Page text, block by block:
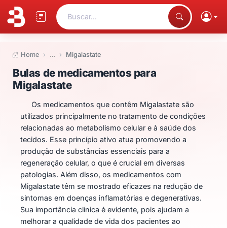
Buscar...
Home … Migalastate
Bulas de medicamentos para
Bulas de medicamentos para
Migalastate
Os medicamentos que contêm Migalastate são
utilizados principalmente no tratamento de condições
relacionadas ao metabolismo celular e à saúde dos
tecidos. Esse princípio ativo atua promovendo a
produção de substâncias essenciais para a
regeneração celular, o que é crucial em diversas
patologias. Além disso, os medicamentos com
Migalastate têm se mostrado eficazes na redução de
sintomas em doenças inflamatórias e degenerativas.
Sua importância clínica é evidente, pois ajudam a
melhorar a qualidade de vida dos pacientes ao